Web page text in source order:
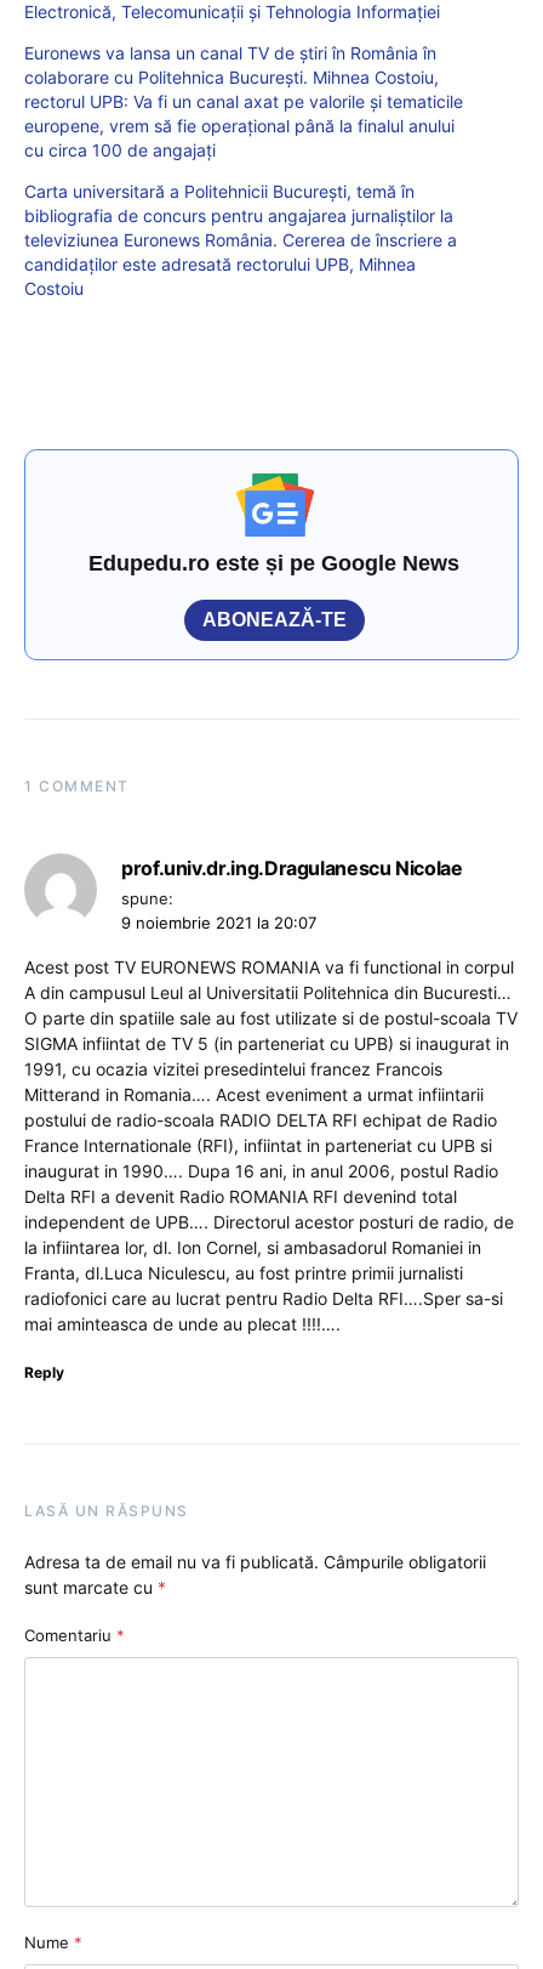
Electronică, Telecomunicații și Tehnologia Informației
Euronews va lansa un canal TV de știri în România în
colaborare cu Politehnica București. Mihnea Costoiu,
rectorul UPB: Va fi un canal axat pe valorile și tematicile
europene, vrem să fie operațional până la finalul anului
cu circa 100 de angajați
Carta universitară a Politehnicii București, temă în
bibliografia de concurs pentru angajarea jurnaliștilor la
televiziunea Euronews România. Cererea de înscriere a
candidaților este adresată rectorului UPB, Mihnea
Costoiu
Edupedu.ro este și pe Google News
ABONEAZĂ-TE
1 COMMENT
prof.univ.dr.ing.Dragulanescu Nicolae
spune:
9 noiembrie 2021 la 20:07
Acest post TV EURONEWS ROMANIA va fi functional in corpul
A din campusul Leul al Universitatii Politehnica din Bucuresti…
O parte din spatiile sale au fost utilizate si de postul-scoala TV
SIGMA infiintat de TV 5 (in parteneriat cu UPB) si inaugurat in
1991, cu ocazia vizitei presedintelui francez Francois
Mitterand in Romania…. Acest eveniment a urmat infiintarii
postului de radio-scoala RADIO DELTA RFI echipat de Radio
France Internationale (RFI), infiintat in parteneriat cu UPB si
inaugurat in 1990…. Dupa 16 ani, in anul 2006, postul Radio
Delta RFI a devenit Radio ROMANIA RFI devenind total
independent de UPB…. Directorul acestor posturi de radio, de
la infiintarea lor, dl. Ion Cornel, si ambasadorul Romaniei in
Franta, dl.Luca Niculescu, au fost printre primii jurnalisti
radiofonici care au lucrat pentru Radio Delta RFI….Sper sa-si
mai aminteasca de unde au plecat !!!!….
Reply
LASĂ UN RĂSPUNS
Adresa ta de email nu va fi publicată. Câmpurile obligatorii
sunt marcate cu *
Comentariu *
Nume *